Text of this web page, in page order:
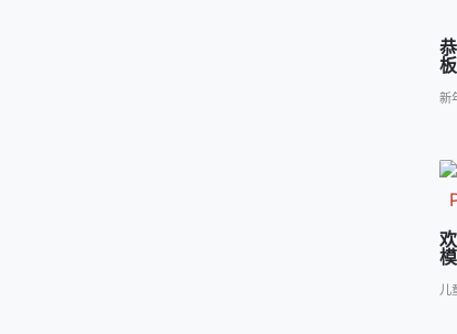
板
新
儿